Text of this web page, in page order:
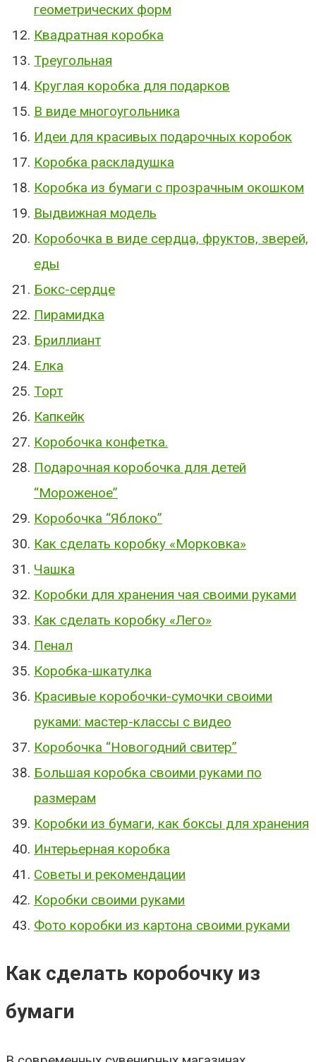
геометрических форм
Квадратная коробка
Треугольная
Круглая коробка для подарков
В виде многоугольника
Идеи для красивых подарочных коробок
Коробка раскладушка
Коробка из бумаги с прозрачным окошком
Выдвижная модель
Коробочка в виде сердца, фруктов, зверей,
еды
Бокс-сердце
Пирамидка
Бриллиант
Елка
Торт
Капкейк
Коробочка конфетка.
Подарочная коробочка для детей
“Мороженое”
Коробочка “Яблоко”
Как сделать коробку «Морковка»
Чашка
Коробки для хранения чая своими руками
Как сделать коробку «Лего»
Пенал
Коробка-шкатулка
Красивые коробочки-сумочки своими
руками: мастер-классы с видео
Коробочка “Новогодний свитер”
Большая коробка своими руками по
размерам
Коробки из бумаги, как боксы для хранения
Интерьерная коробка
Советы и рекомендации
Коробки своими руками
Фото коробки из картона своими руками
Как сделать коробочку из
бумаги